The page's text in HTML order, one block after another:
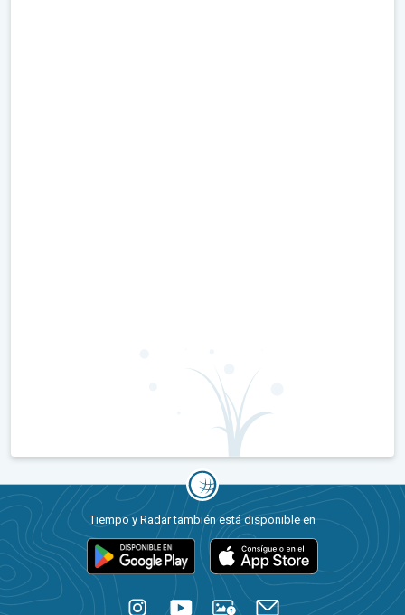
Tiempo y Radar también está disponible en